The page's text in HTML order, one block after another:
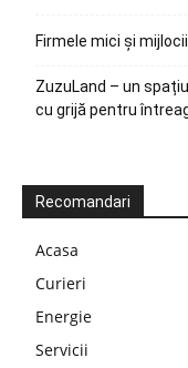
Firmele mici și
ZuzuLand – un
cu grijă pentru
Recomandari
Acasa
Curieri
Energie
Servicii